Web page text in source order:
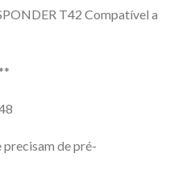
T42 Compatível a
de pré-